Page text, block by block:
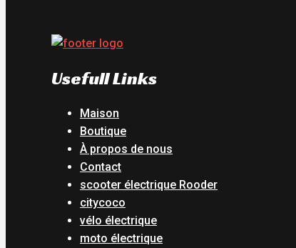
Usefull Links
Maison
Boutique
À propos de nous
Contact
scooter électrique Rooder
citycoco
vélo électrique
moto électrique